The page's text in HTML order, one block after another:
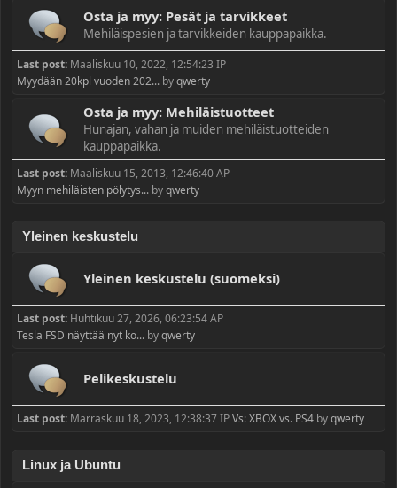
Osta ja myy: Pesät ja tarvikkeet
Mehiläispesien ja tarvikkeiden kauppapaikka.
Last post: Maaliskuu 10, 2022, 12:54:23 IP
Myydään 20kpl vuoden 202... byqwerty
Osta ja myy: Mehiläistuotteet
Hunajan, vahan ja muiden mehiläistuotteiden
kauppapaikka.
Last post: Maaliskuu 15, 2013, 12:46:40 AP
Myyn mehiläisten pölytys... byqwerty
Yleinen keskustelu
Yleinen keskustelu (suomeksi)
Last post: Huhtikuu 27, 2026, 06:23:54 AP
Tesla FSD näyttää nyt ko... byqwerty
Pelikeskustelu
Last post: Marraskuu 18, 2023, 12:38:37 IPVs: XBOX vs. PS4 byqwerty
Linux ja Ubuntu